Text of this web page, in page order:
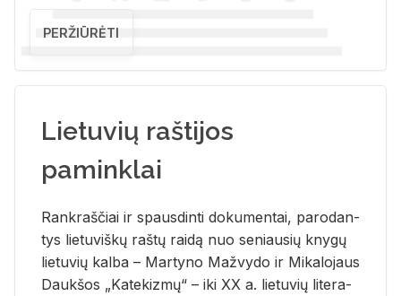
PERŽIŪRĖTI
Lietuvių raštijos
paminklai
Rank­raš­čiai ir spaus­din­ti do­ku­men­tai, pa­ro­dan­
tys lie­tu­viš­kų raš­tų rai­dą nuo se­niau­sių kny­gų
lie­tu­vių kal­ba – Mar­ty­no Ma­žvy­do ir Mi­ka­lo­jaus
Dauk­šos „Ka­te­kiz­mų“ – iki XX a. lie­tu­vių li­te­ra­